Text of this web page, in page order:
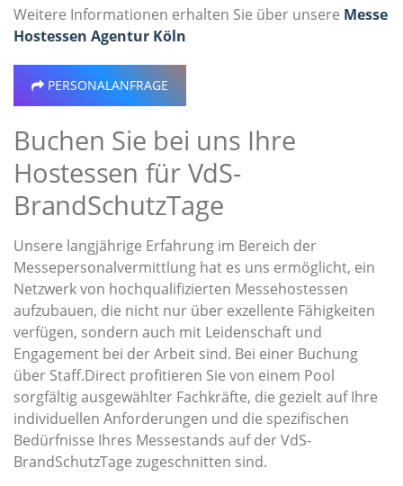
Weitere Informationen erhalten Sie über unsere Messe
Hostessen Agentur Köln
PERSONALANFRAGE
Buchen Sie bei uns Ihre
Hostessen für VdS-
BrandSchutzTage
Unsere langjährige Erfahrung im Bereich der
Messepersonalvermittlung hat es uns ermöglicht, ein
Netzwerk von hochqualifizierten Messehostessen
aufzubauen, die nicht nur über exzellente Fähigkeiten
verfügen, sondern auch mit Leidenschaft und
Engagement bei der Arbeit sind. Bei einer Buchung
über Staff.Direct profitieren Sie von einem Pool
sorgfältig ausgewählter Fachkräfte, die gezielt auf Ihre
individuellen Anforderungen und die spezifischen
Bedürfnisse Ihres Messestands auf der VdS-
BrandSchutzTage zugeschnitten sind.